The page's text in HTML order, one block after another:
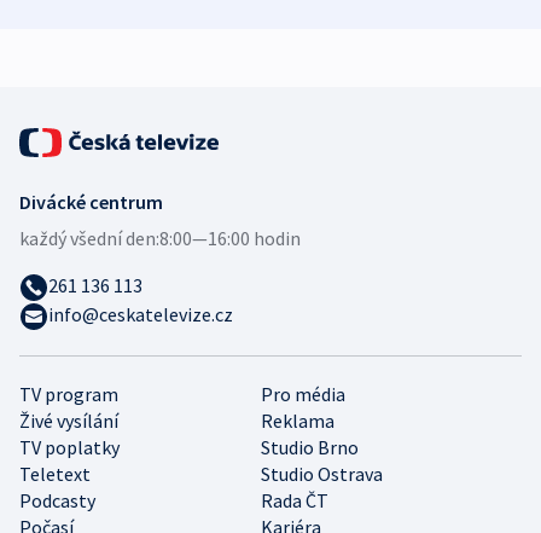
TV program
Pro média
Živé vysílání
Reklama
TV poplatky
Studio Brno
Teletext
Studio Ostrava
Podcasty
Rada ČT
Počasí
Kariéra
Divácké centrum
každý všední den:8:00—16:00 hodin
261 136 113
info@ceskatelevize.cz